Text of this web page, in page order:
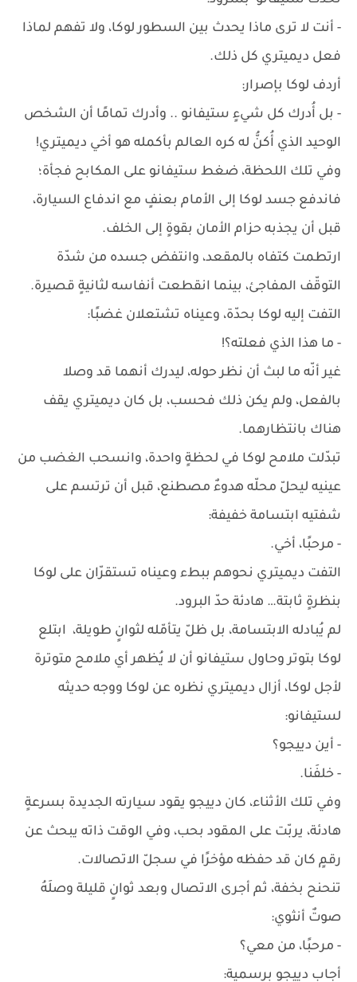
- أنت لا ترى ماذا يحدث بين السطور لوكا، ولا تفهم لماذا
فعل ديميتري كل ذلك.
أردف لوكا بإصرار:
- بل أُدرك كل شيءٍ ستيفانو .. وأدرك تمامًا أن الشخص
الوحيد الذي أُكنُّ له كره العالم بأكمله هو أخي ديميتري!
وفي تلك اللحظة، ضغط ستيفانو على المكابح فجأة؛
فاندفع جسد لوكا إلى الأمام بعنفٍ مع اندفاع السيارة،
قبل أن يجذبه حزام الأمان بقوةٍ إلى الخلف.
ارتطمت كتفاه بالمقعد، وانتفض جسده من شدّة
التوقّف المفاجئ، بينما انقطعت أنفاسه لثانيةٍ قصيرة.
التفت إليه لوكا بحدّة، وعيناه تشتعلان غضبًا:
- ما هذا الذي فعلته؟!
غير أنّه ما لبث أن نظر حوله، ليدرك أنهما قد وصلا
بالفعل، ولم يكن ذلك فحسب، بل كان ديميتري يقف
هناك بانتظارهما.
تبدّلت ملامح لوكا في لحظةٍ واحدة، وانسحب الغضب من
عينيه ليحلّ محلّه هدوءٌ مصطنع، قبل أن ترتسم على
شفتيه ابتسامة خفيفة:
- مرحبًا، أخي.
التفت ديميتري نحوهم ببطء وعيناه تستقرّان على لوكا
بنظرةٍ ثابتة… هادئة حدّ البرود.
لم يُبادله الابتسامة، بل ظلّ يتأمّله لثوانٍ طويلة، ابتلع
لوكا بتوتر وحاول ستيفانو أن لا يُظهر أي ملامح متوترة
لأجل لوكا، أزال ديميتري نظره عن لوكا ووجه حديثه
لستيفانو:
- أين دييجو؟
- خلفَنا.
وفي تلك الأثناء، كان دييجو يقود سيارته الجديدة بسرعةٍ
هادئة، يربّت على المقود بحب، وفي الوقت ذاته يبحث عن
رقمٍ كان قد حفظه مؤخرًا في سجلّ الاتصالات.
تنحنح بخفة، ثم أجرى الاتصال وبعد ثوانٍ قليلة وصلَهُ
صوتٌ أنثوي:
- مرحبًا، من معي؟
أجاب دييجو برسمية: